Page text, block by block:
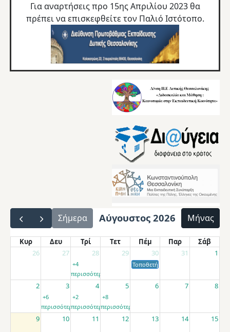
Για αναρτήσεις προ 15ης Απριλίου 2023 θα
πρέπει να επισκεφθείτε τον Παλιό Ιστότοπο.
Σήμερα Αύγουστος 2026 Μήνας
Κυρ Δευ Τρί Τετ Πέμ Παρ
Σάβ
26
27 28 29 30 31 1
+4
περισσότερα
Τοποθετήσεις αποσπασμένων
2 3 4 5 6 7 8
+6
περισσότερα
+2
περισσότερα
+8
περισσότερα
9 10 11 12 13 14 15